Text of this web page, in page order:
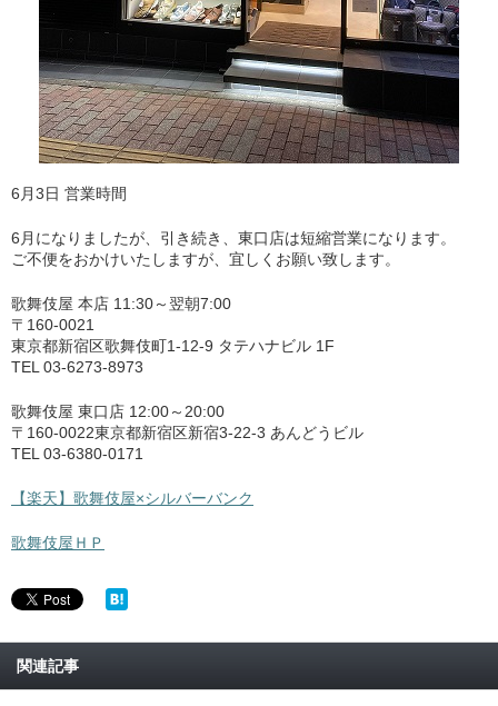
6月3日 営業時間
6月になりましたが、引き続き、東口店は短縮営業になります。
ご不便をおかけいたしますが、宜しくお願い致します。
歌舞伎屋 本店 11:30～翌朝7:00
〒160-0021
東京都新宿区歌舞伎町1-12-9 タテハナビル 1F
TEL 03-6273-8973
歌舞伎屋 東口店 12:00～20:00
〒160-0022東京都新宿区新宿3-22-3 あんどうビル
TEL 03-6380-0171
【楽天】歌舞伎屋×シルバーバンク
歌舞伎屋ＨＰ
関連記事